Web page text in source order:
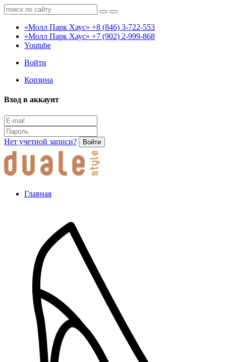
«Молл Парк Хаус» +8 (846) 3-722-553
«Молл Парк Хаус» +7 (902) 2-999-868
Youtube
Войти
Корзина
Вход в аккаунт
Нет учетной записи? Войти
Главная